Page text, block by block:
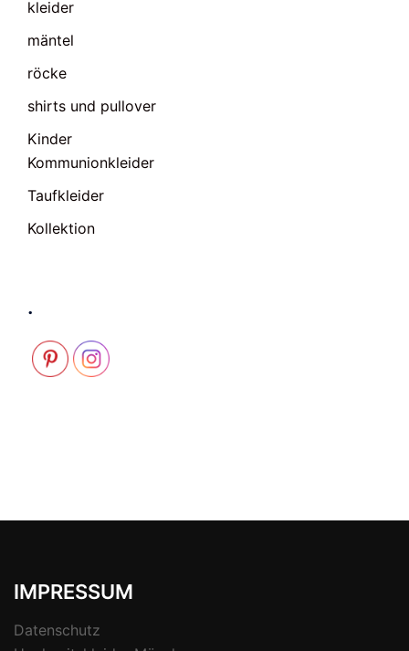
kleider
mäntel
röcke
shirts und pullover
Kinder
Kommunionkleider
Taufkleider
Kollektion
.
IMPRESSUM
Datenschutz